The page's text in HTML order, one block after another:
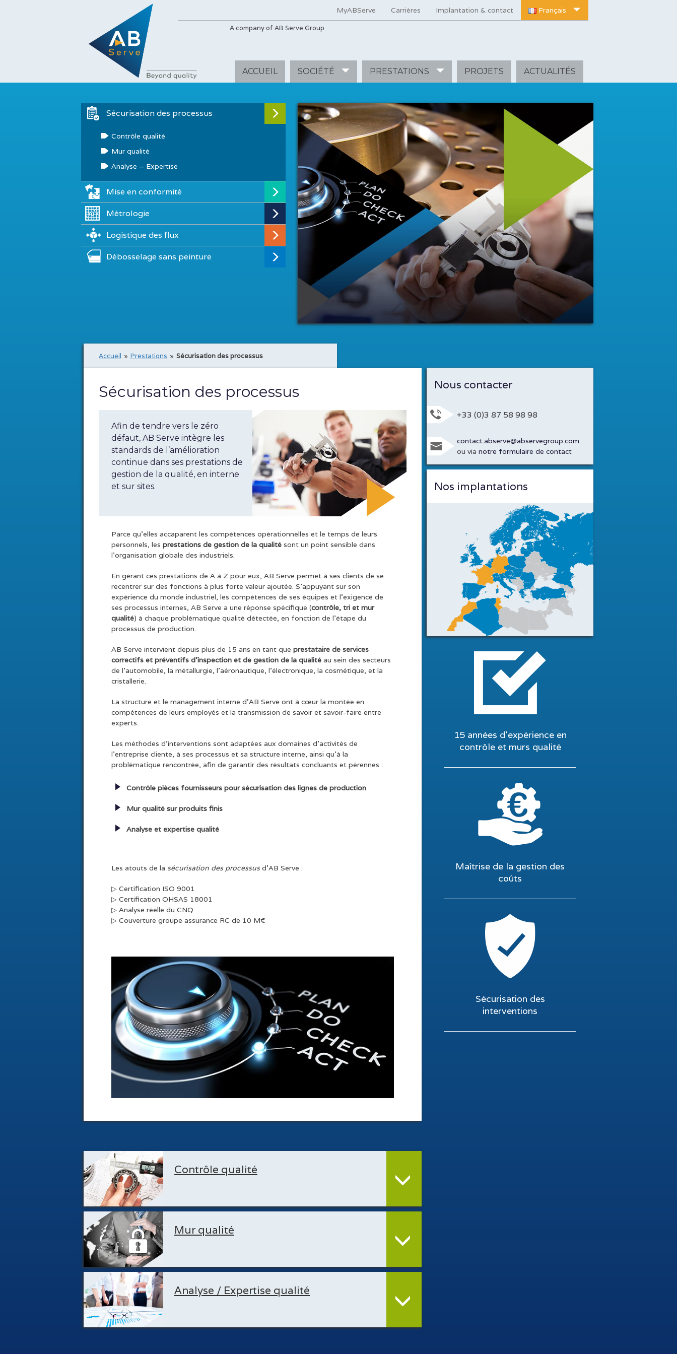
MyABServe Carrières Implantation & contact Français
A company of AB Serve Group
ACCUEIL SOCIÉTÉ PRESTATIONS PROJETS ACTUALITÉS
Sécurisation des processus
Contrôle qualité
Mur qualité
Analyse – Expertise
Mise en conformité
Métrologie
Logistique des flux
Débosselage sans peinture
Accueil » Prestations » Sécurisation des processus
Sécurisation des processus
Afin de tendre vers le zéro
défaut, AB Serve intègre les
standards de l’amélioration
continue dans ses prestations de
gestion de la qualité, en interne
et sur sites.
Parce qu’elles accaparent les compétences opérationnelles et le temps de leurs
personnels, les prestations de gestion de la qualité sont un point sensible dans
l’organisation globale des industriels.
En gérant ces prestations de A à Z pour eux, AB Serve permet à ses clients de se
recentrer sur des fonctions à plus forte valeur ajoutée. S’appuyant sur son
expérience du monde industriel, les compétences de ses équipes et l’exigence de
ses processus internes, AB Serve a une réponse spécifique (contrôle, tri et mur
qualité) à chaque problématique qualité détectée, en fonction de l’étape du
processus de production.
AB Serve intervient depuis plus de 15 ans en tant que prestataire de services
correctifs et préventifs d’inspection et de gestion de la qualité au sein des secteurs
de l’automobile, la métallurgie, l’aéronautique, l’électronique, la cosmétique, et la
cristallerie.
La structure et le management interne d’AB Serve ont à cœur la montée en
compétences de leurs employés et la transmission de savoir et savoir-faire entre
experts.
Les méthodes d’interventions sont adaptées aux domaines d’activités de
l’entreprise cliente, à ses processus et sa structure interne, ainsi qu’à la
problématique rencontrée, afin de garantir des résultats concluants et pérennes :
Contrôle pièces fournisseurs pour sécurisation des lignes de production
Mur qualité sur produits finis
Analyse et expertise qualité
Les atouts de la sécurisation des processusd’AB Serve :
▷ Certification ISO 9001
▷ Certification OHSAS 18001
▷ Analyse réelle du CNQ
▷ Couverture groupe assurance RC de 10 M€
Contrôle qualité
Mur qualité
Analyse / Expertise qualité
Nous contacter
+33 (0)3 87 58 98 98
contact.abserve@abservegroup.com
ou vianotre formulaire de contact
Nos implantations
15 années d’expérience en
contrôle et murs qualité
Maîtrise de la gestion des
coûts
Sécurisation des
interventions